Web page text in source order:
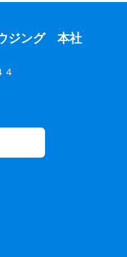
ジング 本社
４